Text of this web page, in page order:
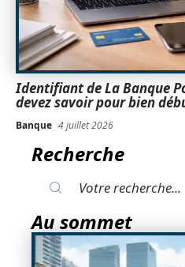
Identifiant de La Banque
devez savoir pour bien
Banque 4 juillet 2026
Recherche
Au sommet